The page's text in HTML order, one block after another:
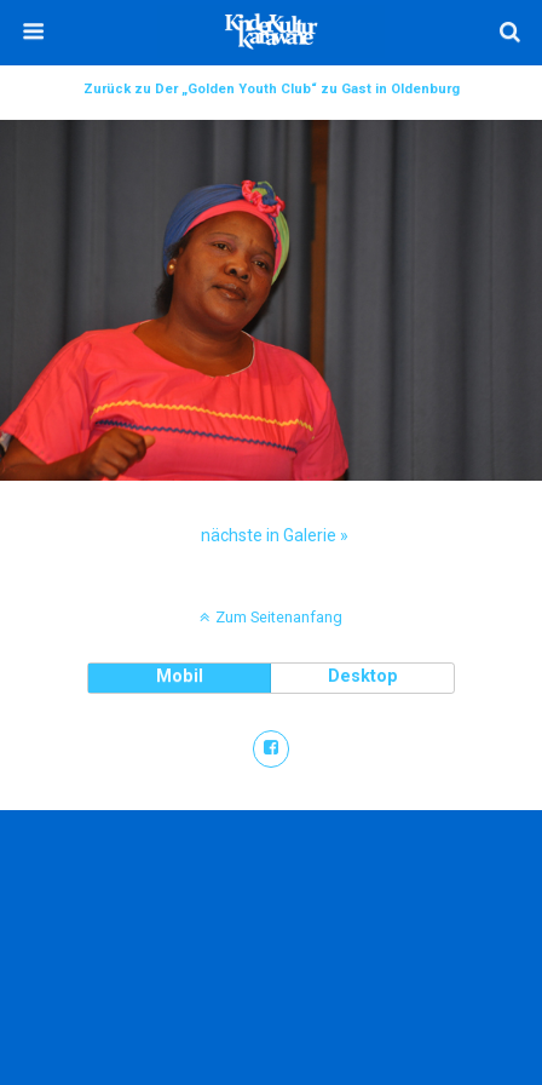
Zurück zu Der „Golden Youth Club“ zu Gast in Oldenburg
nächste in Galerie »
Zum Seitenanfang
Mobil Desktop